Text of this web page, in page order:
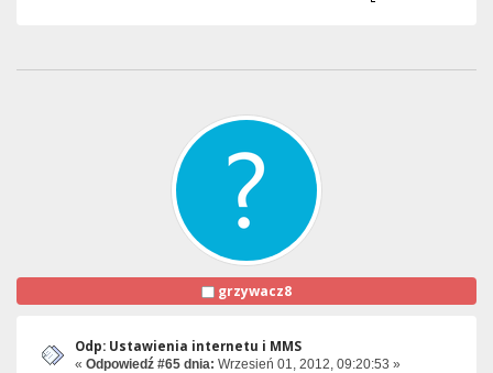
grzywacz8
Odp: Ustawienia internetu i MMS
« Odpowiedź #65 dnia: Wrzesień 01, 2012, 09:20:53 »